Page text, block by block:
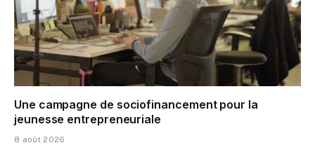
Une campagne de sociofinancement pour la
jeunesse entrepreneuriale
8 août 2026